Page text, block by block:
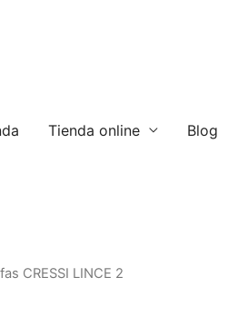
Tienda online Blog
CRESSI LINCE 2